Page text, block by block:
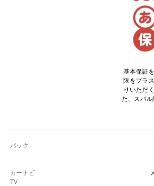
基本保証
限をプラ
りいただ
た、スバ
パック
カーナビ
TV